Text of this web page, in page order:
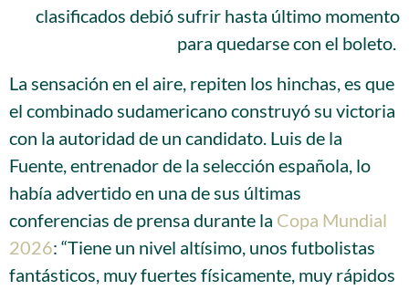
clasificados debió sufrir hasta último momento
para quedarse con el boleto.
La sensación en el aire, repiten los hinchas, es que
el combinado sudamericano construyó su victoria
con la autoridad de un candidato. Luis de la
Fuente, entrenador de la selección española, lo
había advertido en una de sus últimas
conferencias de prensa durante la Copa Mundial
2026: “Tiene un nivel altísimo, unos futbolistas
fantásticos, muy fuertes físicamente, muy rápidos